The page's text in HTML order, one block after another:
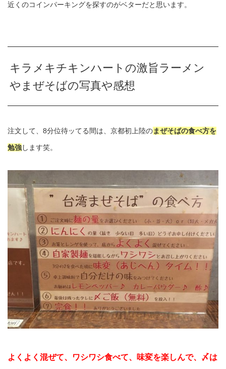
近くのコインパーキングを探すのがベターだと思います。
キラメキチキンハートの激旨ラーメン
やまぜそばの写真や感想
注文して、8分位待ッてる間は、京都初上陸のまぜそばの食べ方を
勉強します笑。
よくよく混ぜて、ワシワシ食べて、味変を楽しんで、〆は